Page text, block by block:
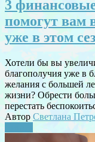
3
помогут вам
уже в этом
Хотели бы вы
благополучия уже в
желания с большей
жизни? Обрести
перестать
Автор Светлана